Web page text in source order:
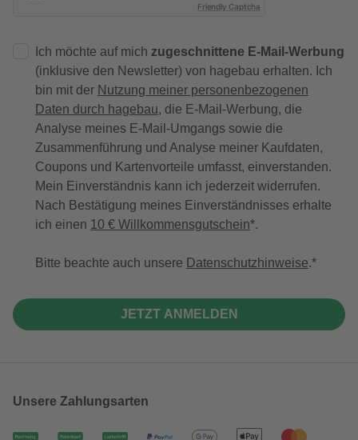
Friendly Captcha
Ich möchte auf mich zugeschnittene E-Mail-Werbung
(inklusive den Newsletter) von hagebau erhalten. Ich
bin mit der Nutzung meiner personenbezogenen
Daten durch hagebau, die E-Mail-Werbung, die
Analyse meines E-Mail-Umgangs sowie die
Zusammenführung und Analyse meiner Kaufdaten,
Coupons und Kartenvorteile umfasst, einverstanden.
Mein Einverständnis kann ich jederzeit widerrufen.
Nach Bestätigung meines Einverständnisses erhalte
ich einen 10 € Willkommensgutschein*.
Bitte beachte auch unsere Datenschutzhinweise.
JETZT ANMELDEN
Unsere Zahlungsarten